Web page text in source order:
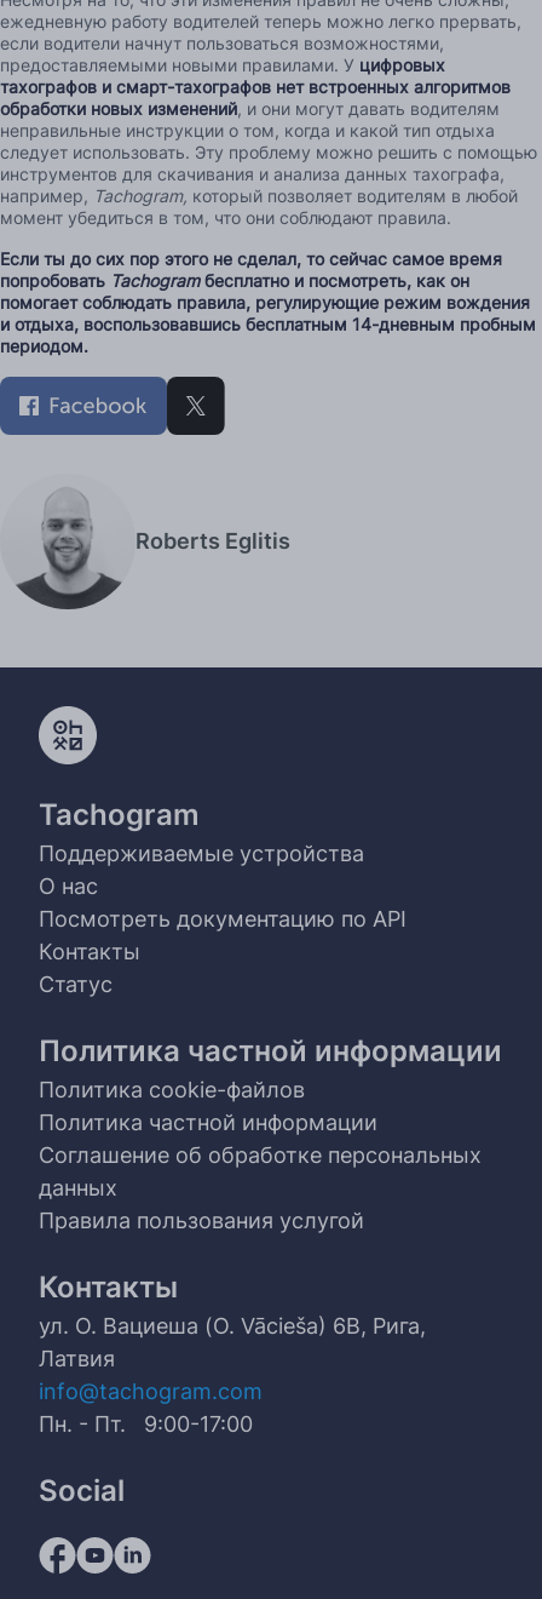
ежедневную работу водителей теперь можно легко прервать,
если водители начнут пользоваться возможностями,
предоставляемыми новыми правилами. У цифровых
тахографов и смарт-тахографов нет встроенных алгоритмов
обработки новых изменений, и они могут давать водителям
неправильные инструкции о том, когда и какой тип отдыха
следует использовать. Эту проблему можно решить с помощью
инструментов для скачивания и анализа данных тахографа,
например, Tachogram, который позволяет водителям в любой
момент убедиться в том, что они соблюдают правила.
Если ты до сих пор этого не сделал, то сейчас самое время
попробовать Tachogramбесплатно и посмотреть, как он
помогает соблюдать правила, регулирующие режим вождения
и отдыха, воспользовавшись бесплатным 14-дневным пробным
периодом.
Roberts Eglitis
Tachogram
Поддерживаемые устройства
О нас
Посмотреть документацию по API
Контакты
Статус
Политика частной информации
Политика cookie-файлов
Политика частной информации
Соглашение об обработке персональных
данных
Правила пользования услугой
Контакты
ул. О. Вациеша (O. Vācieša) 6B, Рига,
Латвия
info@tachogram.com
Пн. - Пт. 9:00-17:00
Social